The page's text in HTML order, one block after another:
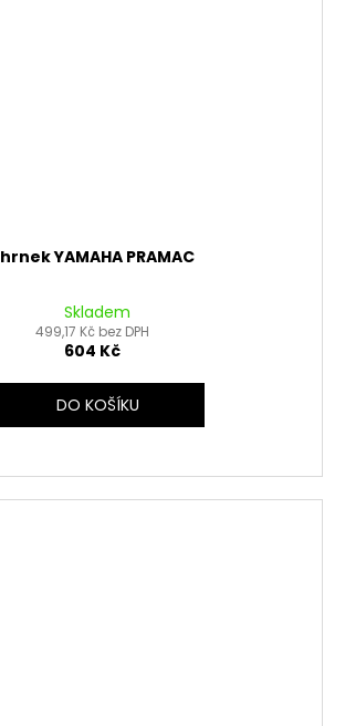
hrnek YAMAHA PRAMAC
Skladem
499,17 Kč bez DPH
604 Kč
DO KOŠÍKU